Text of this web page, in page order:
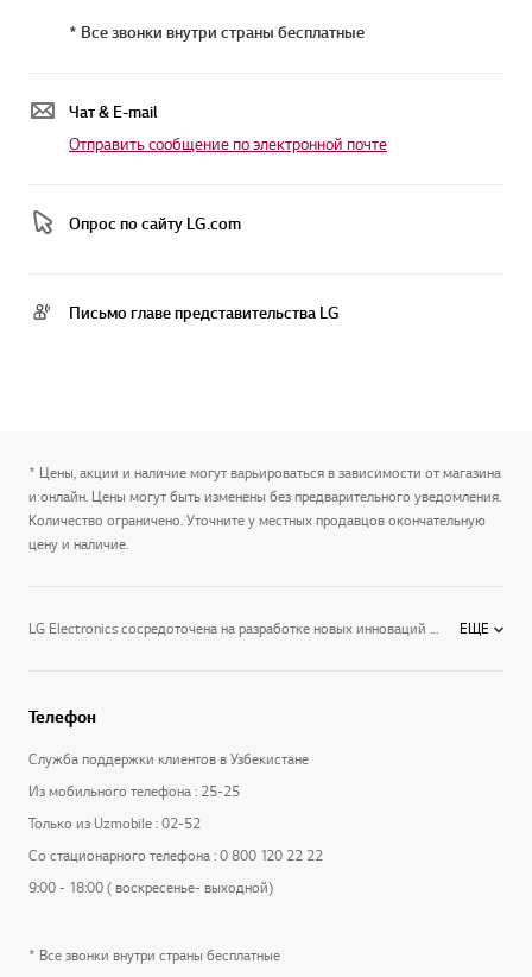
* Все звонки внутри страны бесплатные
Чат & E-mail
Отправить сообщение по электронной почте
Опрос по сайту LG.com
Письмо главе представительства LG
* Цены, акции и наличие могут варьироваться в зависимости от магазина
и онлайн. Цены могут быть изменены без предварительного уведомления.
Количество ограничено. Уточните у местных продавцов окончательную
цену и наличие.
LG Electronics сосредоточена на разработке новых инноваций в категории холодильники. Мы стремимся предоставлять электронные продукты, которые помогают нашим клиентам жить лучше. Мы предлагаем широкий ассортимент аксессуаров для ТВ/Аудио/Видео техники, пультов управления, бытовой техники, стиральных машин, холодильников, кондиционеров, а так же кронштейнов. Узнайте больше об электронике LG на официальном сайте производителя LG. ЕЩЕ
Телефон
Служба поддержки клиентов в Узбекистане
Из мобильного телефона : 25-25
Только из Uzmobile : 02-52
Со стационарного телефона : 0 800 120 22 22
9:00 - 18:00 ( воскресенье- выходной)
* Все звонки внутри страны бесплатные